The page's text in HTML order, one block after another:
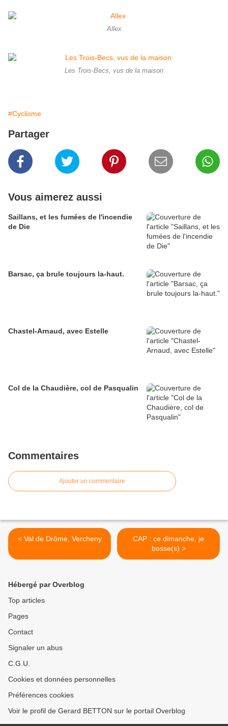
Allex
Les Trois-Becs, vus de la maison
#Cyclisme
Partager
Vous aimerez aussi
Saillans, et les fumées de l'incendie
de Die
Barsac, ça brule toujours la-haut.
Chastel-Arnaud, avec Estelle
Col de la Chaudière, col de Pasqualin
Commentaires
Ajouter un commentaire
< Val de Drôme, Vercheny
CAP : ce dimanche, je
bosse(s) >
Hébergé par Overblog
Top articles
Pages
Contact
Signaler un abus
C.G.U.
Cookies et données personnelles
Préférences cookies
Voir le profil de Gerard BETTON sur le portail Overblog